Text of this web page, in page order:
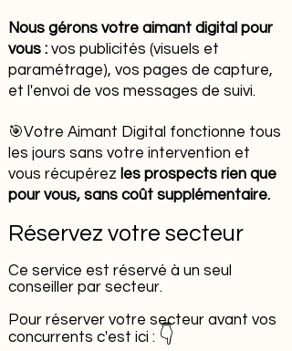
Nous gérons votre aimant digital pour
vous : vos publicités (visuels et
paramétrage), vos pages de capture,
et l'envoi de vos messages de suivi.
​🎯Votre Aimant Digital fonctionne tous
les jours sans votre intervention et
vous récupérez les prospects rien que
pour vous, sans coût supplémentaire.
Réservez votre secteur
Ce service est réservé à un seul
conseiller par secteur.
Pour réserver votre secteur avant vos
concurrents c'est ici : 👇